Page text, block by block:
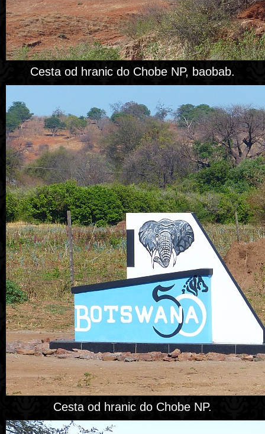
Cesta od hranic do Chobe NP, baobab.
Cesta od hranic do Chobe NP.